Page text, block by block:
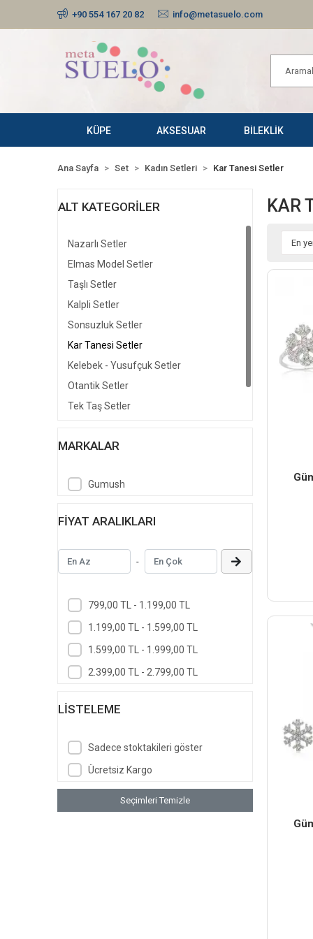
+90 554 167 20 82 info@metasuelo.com
KÜPE AKSESUAR BİLEKLİK
Ana Sayfa Set Kadın Setleri Kar Tanesi Setler
ALT KATEGORILER
Nazarlı Setler
Elmas Model Setler
Taşlı Setler
Kalpli Setler
Sonsuzluk Setler
Kar Tanesi Setler
Kelebek - Yusufçuk Setler
Otantik Setler
Tek Taş Setler
Trabzon Hasır Setler
MARKALAR
Gumush
FIYAT ARALIKLARI
-
799,00 TL - 1.199,00 TL
1.199,00 TL - 1.599,00 TL
1.599,00 TL - 1.999,00 TL
2.399,00 TL - 2.799,00 TL
LISTELEME
Sadece stoktakileri göster
Ücretsiz Kargo
Seçimleri Temizle
KAR